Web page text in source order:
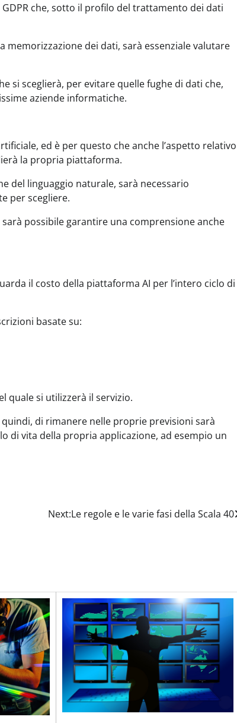
che, sotto il profilo del trattamento dei dati
memorizzazione dei dati, sarà essenziale valutare
si sceglierà, per evitare quelle fughe di dati che,
aziende informatiche.
ed è per questo che anche l’aspetto relativo
la propria piattaforma.
del linguaggio naturale, sarà necessario
per scegliere.
possibile garantire una comprensione anche
il costo della piattaforma AI per l’intero ciclo di
basate su:
quale si utilizzerà il servizio.
di rimanere nelle proprie previsioni sarà
di vita della propria applicazione, ad esempio un
Next:Le regole e le varie fasi della Scala 40